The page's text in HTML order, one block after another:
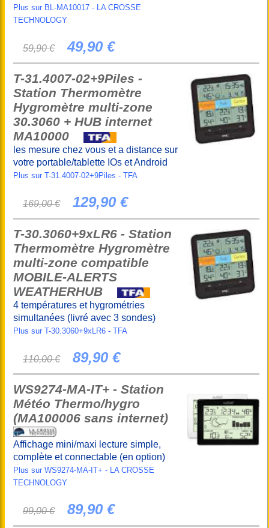
Plus sur BL-MA10017 - LA CROSSE
TECHNOLOGY
59,90 € 49,90 €
T-31.4007-02+9Piles -
Station Thermomètre
Hygromètre multi-zone
30.3060 + HUB internet
MA10000
les mesure chez vous et a distance sur
votre portable/tablette IOs et Android
Plus sur T-31.4007-02+9Piles - TFA
169,00 € 129,90 €
T-30.3060+9xLR6 - Station
Thermomètre Hygromètre
multi-zone compatible
MOBILE-ALERTS
WEATHERHUB
4 températures et hygrométries
simultanées (livré avec 3 sondes)
Plus sur T-30.3060+9xLR6 - TFA
110,00 € 89,90 €
WS9274-MA-IT+ - Station
Météo Thermo/hygro
(MA100006 sans internet)
Affichage mini/maxi lecture simple,
complète et connectable (en option)
Plus sur WS9274-MA-IT+ - LA CROSSE
TECHNOLOGY
99,00 € 89,90 €